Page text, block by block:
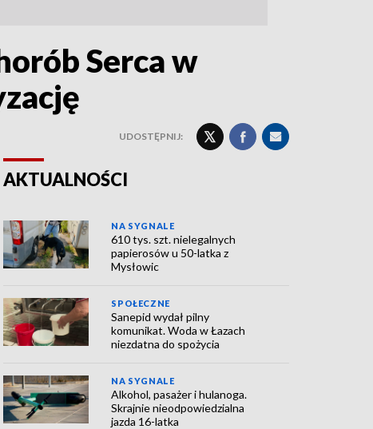
Serca w
UDOSTĘPNIJ:
AKTUALNOŚCI
NA SYGNALE
610 tys. szt. nielegalnych
papierosów u 50-latka z
Mysłowic
SPOŁECZNE
Sanepid wydał pilny
komunikat. Woda w Łazach
niezdatna do spożycia
NA SYGNALE
Alkohol, pasażer i hulanoga.
Skrajnie nieodpowiedzialna
jazda 16-latka